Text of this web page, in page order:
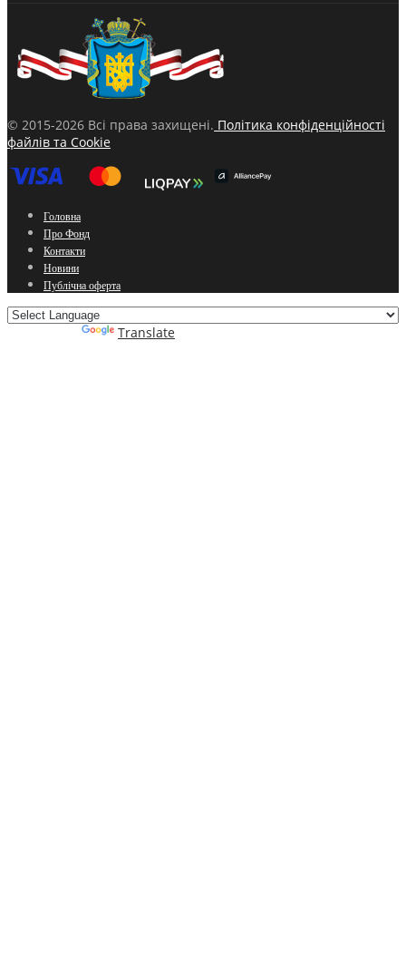
© 2015-2026 Всі права захищені. Політика конфіденційності
файлів та Cookie
Головна
Про Фонд
Контакти
Новини
Публічна оферта
Translate